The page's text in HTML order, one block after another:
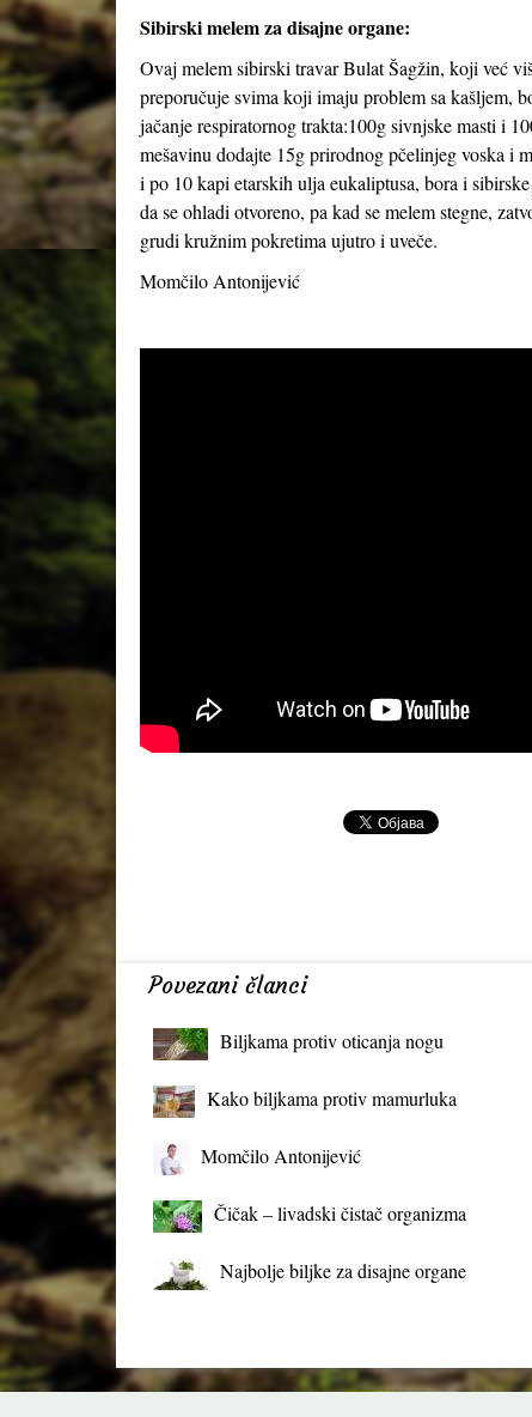
Sibirski melem za disajne organe:
Ovaj melem sibirski travar Bulat Šagžin, koji već
preporučuje svima koji imaju problem sa kašljem,
jačanje respiratornog trakta:100g sivnjske masti i
mešavinu dodajte 15g prirodnog pčelinjeg voska i
i po 10 kapi etarskih ulja eukaliptusa, bora i
da se ohladi otvoreno, pa kad se melem stegne,
grudi kružnim pokretima ujutro i uveče.
Momčilo Antonijević
Povezani članci
Biljkama protiv oticanja nogu
Kako biljkama protiv mamurluka
Momčilo Antonijević
Čičak – livadski čistač organizma
Najbolje biljke za disajne organe